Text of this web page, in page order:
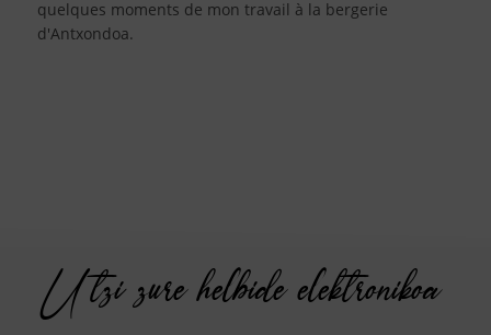
quelques moments de mon travail à la bergerie
d'Antxondoa.
Utzi zure helbide elektronikoa